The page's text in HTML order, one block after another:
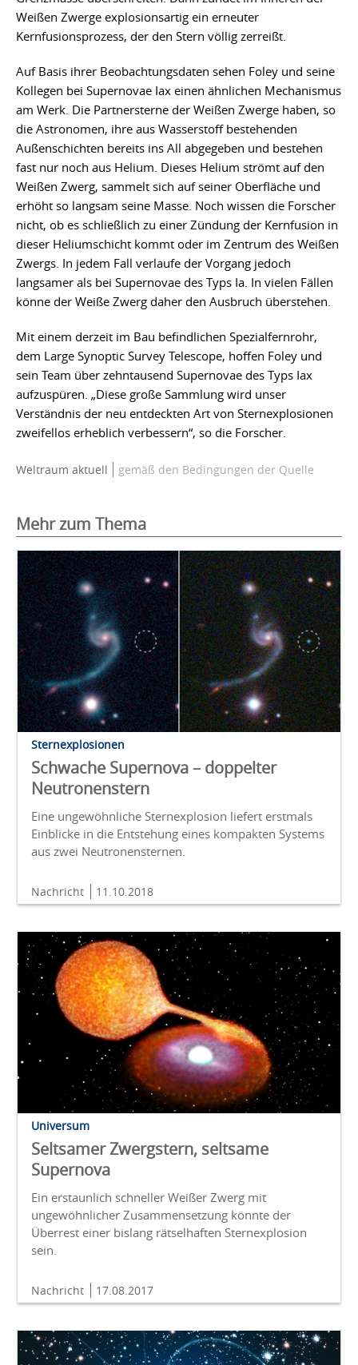
Weißen Zwerge explosionsartig ein erneuter
Kernfusionsprozess, der den Stern völlig zerreißt.
Auf Basis ihrer Beobachtungsdaten sehen Foley und seine
Kollegen bei Supernovae Iax einen ähnlichen Mechanismus
am Werk. Die Partnersterne der Weißen Zwerge haben, so
die Astronomen, ihre aus Wasserstoff bestehenden
Außenschichten bereits ins All abgegeben und bestehen
fast nur noch aus Helium. Dieses Helium strömt auf den
Weißen Zwerg, sammelt sich auf seiner Oberfläche und
erhöht so langsam seine Masse. Noch wissen die Forscher
nicht, ob es schließlich zu einer Zündung der Kernfusion in
dieser Heliumschicht kommt oder im Zentrum des Weißen
Zwergs. In jedem Fall verlaufe der Vorgang jedoch
langsamer als bei Supernovae des Typs Ia. In vielen Fällen
könne der Weiße Zwerg daher den Ausbruch überstehen.
Mit einem derzeit im Bau befindlichen Spezialfernrohr,
dem Large Synoptic Survey Telescope, hoffen Foley und
sein Team über zehntausend Supernovae des Typs Iax
aufzuspüren. „Diese große Sammlung wird unser
Verständnis der neu entdeckten Art von Sternexplosionen
zweifellos erheblich verbessern“, so die Forscher.
Weltraum aktuell gemäß den Bedingungen der Quelle
Mehr zum Thema
Sternexplosionen
Schwache Supernova – doppelter
Neutronenstern
Eine ungewöhnliche Sternexplosion liefert erstmals
Einblicke in die Entstehung eines kompakten Systems
aus zwei Neutronensternen.
Nachricht 11.10.2018
Universum
Seltsamer Zwergstern, seltsame
Supernova
Ein erstaunlich schneller Weißer Zwerg mit
ungewöhnlicher Zusammensetzung könnte der
Überrest einer bislang rätselhaften Sternexplosion
sein.
Nachricht 17.08.2017